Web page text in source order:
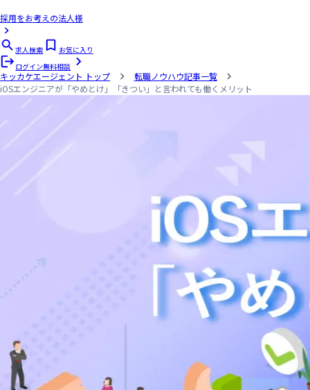
採用をお考えの法人様
求人検索
お気に入り
ログイン無料相談
キッカケエージェント トップ
転職ノウハウ記事一覧
iOSエンジニアが「やめとけ」「きつい」と言われても働くメリット